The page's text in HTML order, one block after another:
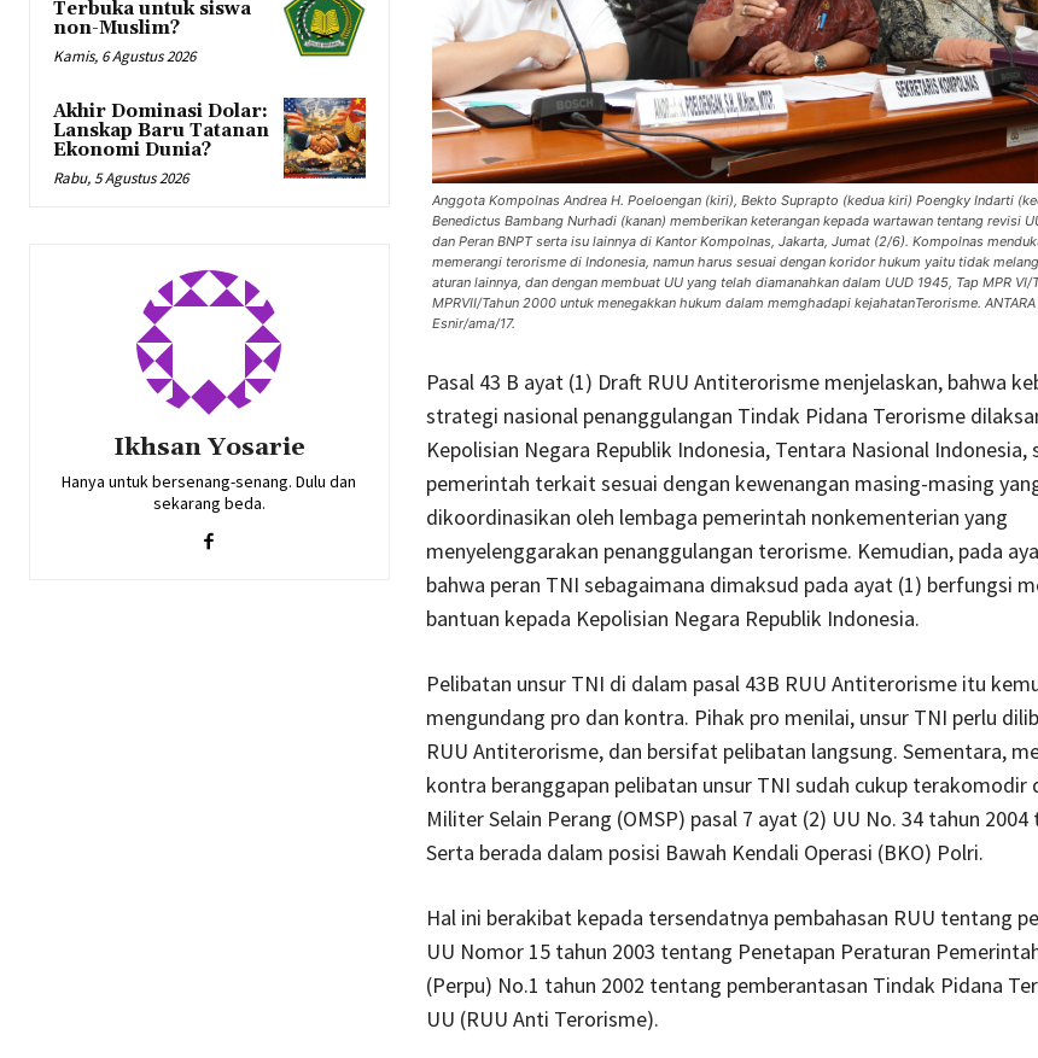
Terbuka untuk siswa
non-Muslim?
Kamis, 6 Agustus 2026
Akhir Dominasi Dolar:
Lanskap Baru Tatanan
Ekonomi Dunia?
Rabu, 5 Agustus 2026
Ikhsan Yosarie
Hanya untuk bersenang-senang. Dulu dan
sekarang beda.
Anggota Kompolnas Andrea H. Poeloengan (kiri), Bekto Suprapto (kedua kiri) Poengky Indarti
Benedictus Bambang Nurhadi (kanan) memberikan keterangan kepada wartawan tentang revisi
dan Peran BNPT serta isu lainnya di Kantor Kompolnas, Jakarta, Jumat (2/6). Kompolnas
memerangi terorisme di Indonesia, namun harus sesuai dengan koridor hukum yaitu tidak
aturan lainnya, dan dengan membuat UU yang telah diamanahkan dalam UUD 1945, Tap MPR VI/
MPRVII/Tahun 2000 untuk menegakkan hukum dalam memghadapi kejahatanTerorisme. ANTARA
Esnir/ama/17.
Pasal 43 B ayat (1) Draft RUU Antiterorisme menjelaskan, bahwa
strategi nasional penanggulangan Tindak Pidana Terorisme
Kepolisian Negara Republik Indonesia, Tentara Nasional Indonesia,
pemerintah terkait sesuai dengan kewenangan masing-masing
dikoordinasikan oleh lembaga pemerintah nonkementerian yang
menyelenggarakan penanggulangan terorisme. Kemudian, pada
bahwa peran TNI sebagaimana dimaksud pada ayat (1) berfungsi
bantuan kepada Kepolisian Negara Republik Indonesia.
Pelibatan unsur TNI di dalam pasal 43B RUU Antiterorisme itu
mengundang pro dan kontra. Pihak pro menilai, unsur TNI perlu
RUU Antiterorisme, dan bersifat pelibatan langsung. Sementara,
kontra beranggapan pelibatan unsur TNI sudah cukup terakomodir
Militer Selain Perang (OMSP) pasal 7 ayat (2) UU No. 34 tahun
Serta berada dalam posisi Bawah Kendali Operasi (BKO) Polri.
Hal ini berakibat kepada tersendatnya pembahasan RUU tentang
UU Nomor 15 tahun 2003 tentang Penetapan Peraturan
(Perpu) No.1 tahun 2002 tentang pemberantasan Tindak Pidana
UU (RUU Anti Terorisme).